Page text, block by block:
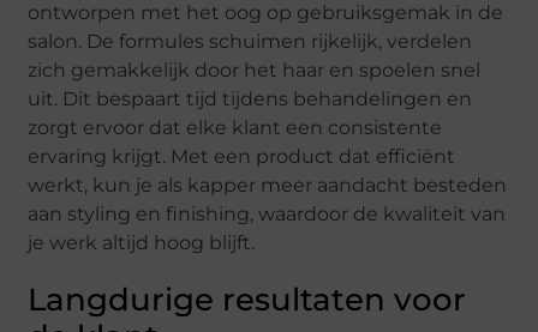
ontworpen met het oog op gebruiksgemak in de
salon. De formules schuimen rijkelijk, verdelen
zich gemakkelijk door het haar en spoelen snel
uit. Dit bespaart tijd tijdens behandelingen en
zorgt ervoor dat elke klant een consistente
ervaring krijgt. Met een product dat efficiënt
werkt, kun je als kapper meer aandacht besteden
aan styling en finishing, waardoor de kwaliteit van
je werk altijd hoog blijft.
Langdurige resultaten voor